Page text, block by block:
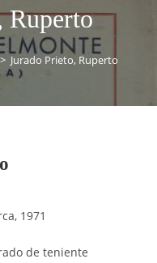
Ruperto
> Jurado Prieto, Ruperto
1971
de teniente